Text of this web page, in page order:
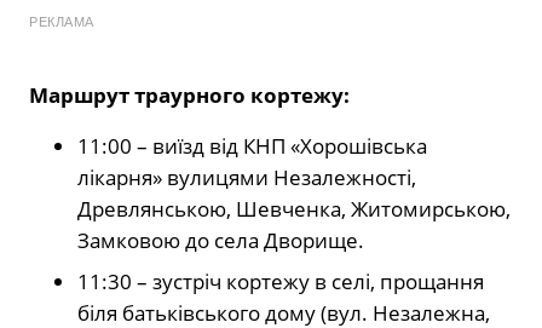
РЕКЛАМА
Маршрут траурного кортежу:
11:00 – виїзд від КНП «Хорошівська
лікарня» вулицями Незалежності,
Древлянською, Шевченка, Житомирською,
Замковою до села Дворище.
11:30 – зустріч кортежу в селі, прощання
біля батьківського дому (вул. Незалежна,